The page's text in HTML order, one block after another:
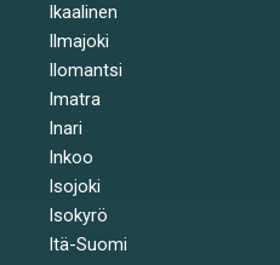
Ikaalinen
Ilmajoki
Ilomantsi
Imatra
Inari
Inkoo
Isojoki
Isokyrö
Itä-Suomi